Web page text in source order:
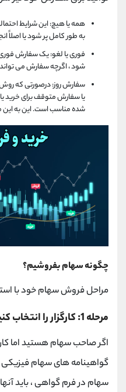
همه یا هیچ: این شرایط
به طور کامل پر شود یا اصلاً
فوری یا لغو: یک سفارش فوری
شود ، اگرچه سفارش می
سفارش روز: درصورتی که
یا سفارش متوقف برای خرید
شده مناسب است. این به
چگونه سهام بفروشیم؟
مراحل فروش سهام خود با
مرحله 1: کارگزار را انتخاب کنید
اگر صاحب سهام هستید اما
گواهینامه های سهام فیزیکی
سهام در فرم گواهی ، باید